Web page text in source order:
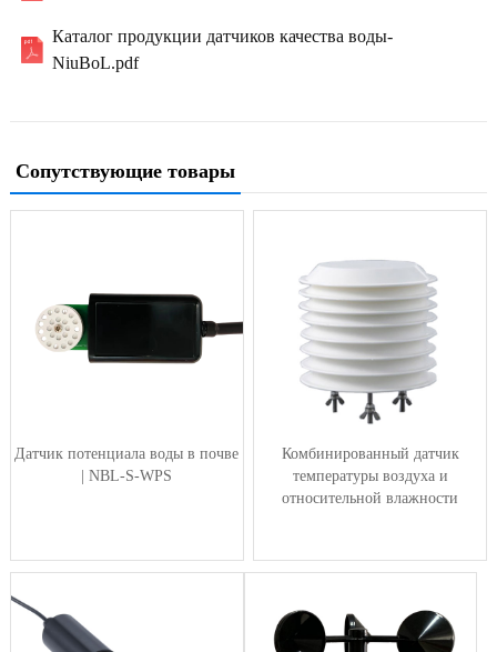
Каталог продукции датчиков качества воды-
NiuBoL.pdf
Сопутствующие товары
Датчик потенциала воды в почве
| NBL-S-WPS
Комбинированный датчик
температуры воздуха и
относительной влажности